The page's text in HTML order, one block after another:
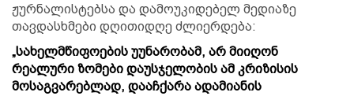
ჟურნალისტებსა და დამოუკიდებელ მედიაზე
თავდასხმები დღითიდღე ძლიერდება:
„სახელმწიფოების უუნარობამ, არ მიიღონ
რეალური ზომები დაუსჯელობის ამ კრიზისის
მოსაგვარებლად, დააჩქარა ადამიანის